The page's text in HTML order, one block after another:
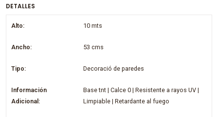
DETALLES
Alto: 10 mts
Ancho: 53 cms
Tipo: Decoració de paredes
Información
Adicional:
Base tnt | Calce 0 | Resistente a rayos UV |
Limpiable | Retardante al fuego